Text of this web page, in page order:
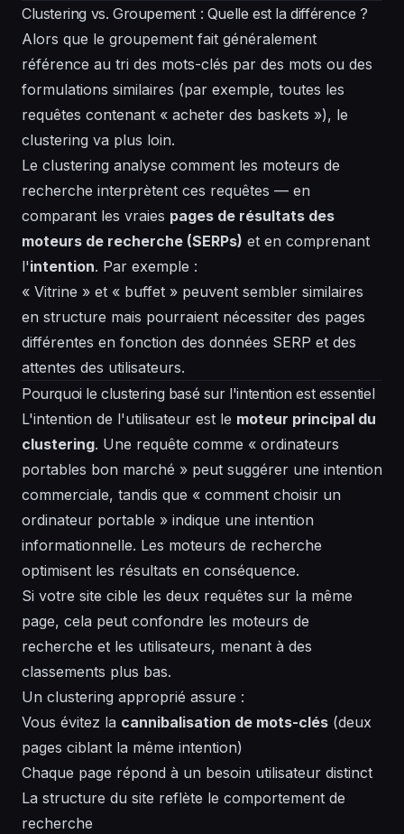
Clustering vs. Groupement : Quelle est la différence ?
Alors que le groupement fait généralement
référence au tri des mots-clés par des mots ou des
formulations similaires (par exemple, toutes les
requêtes contenant « acheter des baskets »), le
clustering va plus loin.
Le clustering analyse comment les moteurs de
recherche interprètent ces requêtes — en
comparant les vraies pages de résultats des
moteurs de recherche (SERPs) et en comprenant
l'intention. Par exemple :
« Vitrine » et « buffet » peuvent sembler similaires
en structure mais pourraient nécessiter des pages
différentes en fonction des données SERP et des
attentes des utilisateurs.
Pourquoi le clustering basé sur l'intention est essentiel
L'intention de l'utilisateur est le moteur principal du
clustering. Une requête comme « ordinateurs
portables bon marché » peut suggérer une intention
commerciale, tandis que « comment choisir un
ordinateur portable » indique une intention
informationnelle. Les moteurs de recherche
optimisent les résultats en conséquence.
Si votre site cible les deux requêtes sur la même
page, cela peut confondre les moteurs de
recherche et les utilisateurs, menant à des
classements plus bas.
Un clustering approprié assure :
Vous évitez la cannibalisation de mots-clés (deux
pages ciblant la même intention)
Chaque page répond à un besoin utilisateur distinct
La structure du site reflète le comportement de
recherche